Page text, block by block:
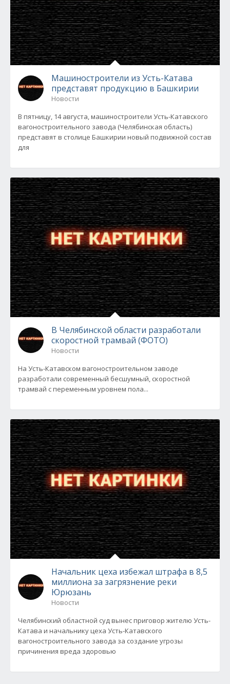
Машиностроители из Усть-Катава
представят продукцию в Башкирии
Новости
В пятницу, 14 августа, машиностроители Усть-Катавского
вагоностроительного завода (Челябинская область)
представят в столице Башкирии новый подвижной состав
для
В Челябинской области разработали
скоростной трамвай (ФОТО)
Новости
На Усть-Катавском вагоностроительном заводе
разработали современный бесшумный, скоростной
трамвай с переменным уровнем пола...
Начальник цеха избежал штрафа в 8,5
миллиона за загрязнение реки
Юрюзань
Новости
Челябинский областной суд вынес приговор жителю Усть-
Катава и начальнику цеха Усть-Катавского
вагоностроительного завода за создание угрозы
причинения вреда здоровью